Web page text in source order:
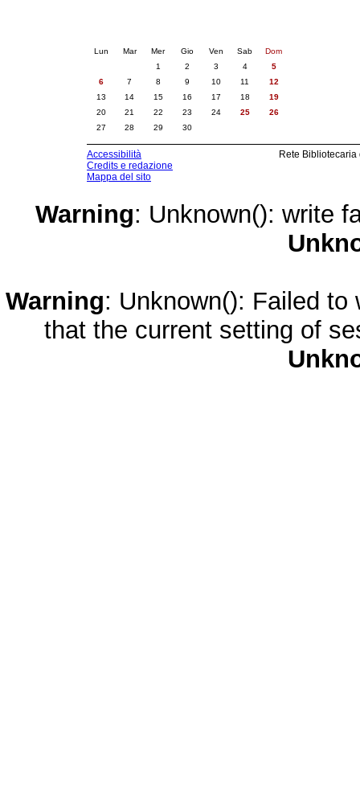
Lun Mar Mer Gio Ven Sab
Dom
1
2 3 4
5
6
7 8 9 10 11
12
13
14 15 16 17 18
19
20
21 22 23 24 25
26
27
28 29 30
Accessibilità
Credits e redazione
Mappa del sito
Rete
Warning: Unknown(): write
Warning: Unknown(): Failed
that the current setting of